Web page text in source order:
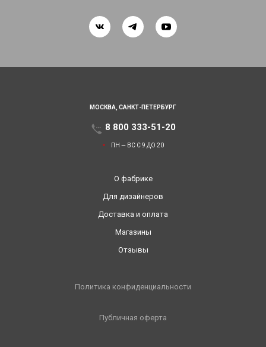
МОСКВА, САНКТ-ПЕТЕРБУРГ
8 800 333-51-20
ПН — ВС С 9 ДО 20
О фабрике
Для дизайнеров
Доставка и оплата
Магазины
Отзывы
Политика конфиденциальности
Публичная оферта